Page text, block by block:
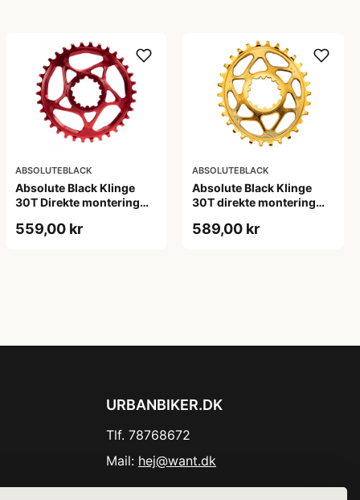
ABSOLUTEBLACK
Absolute Black Klinge
30T Direkte montering
Rød
559,00 kr
ABSOLUTEBLACK
Absolute Black Klinge
30T direkte montering
589,00 kr
URBANBIKER.DK
Tlf. 78768672
Mail: hej@want.dk